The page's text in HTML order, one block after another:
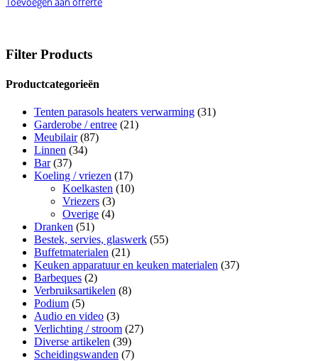
Filter Products
Productcategorieën
Tenten parasols heaters verwarming (31)
Garderobe / entree (21)
Meubilair (87)
Linnen (34)
Bar (37)
Koeling / vriezen (17)
Koelkasten (10)
Vriezers (3)
Overige (4)
Dranken (51)
Bestek, servies, glaswerk (55)
Buffetmaterialen (21)
Keuken apparatuur en keuken materialen (37)
Barbeques (2)
Verbruiksartikelen (8)
Podium (5)
Audio en video (3)
Verlichting / stroom (27)
Diverse artikelen (39)
Scheidingswanden (7)